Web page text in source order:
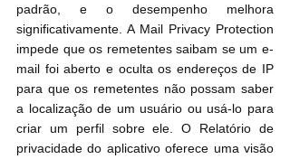
padrão, e o desempenho melhora
significativamente. A Mail Privacy Protection
impede que os remetentes saibam se um e-
mail foi aberto e oculta os endereços de IP
para que os remetentes não possam saber
a localização de um usuário ou usá-lo para
criar um perfil sobre ele. O Relatório de
privacidade do aplicativo oferece uma visão